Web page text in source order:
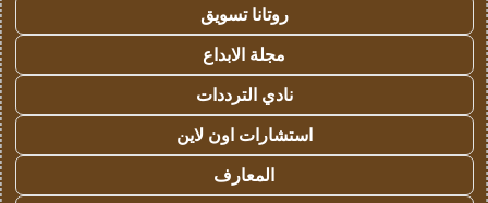
روتانا تسويق
مجلة الابداع
نادي الترددات
استشارات اون لاين
المعارف